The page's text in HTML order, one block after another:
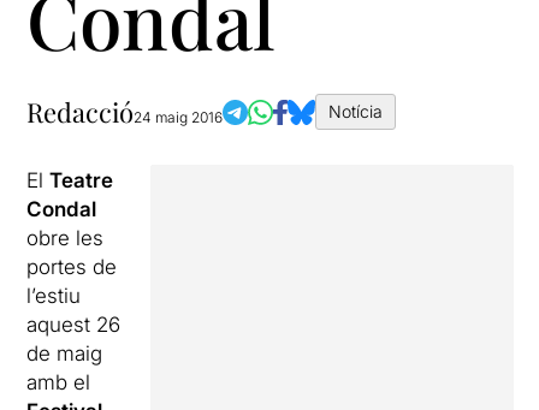
Redacció24 maig 2016 Notícia
ElTeatre
Condal
obre les
portes de
l’estiu
aquest 26
de maig
amb el